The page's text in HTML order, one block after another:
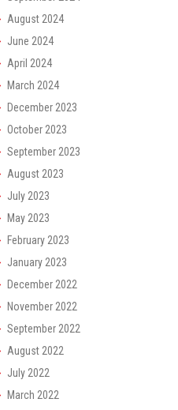
August 2024
June 2024
April 2024
March 2024
December 2023
October 2023
September 2023
August 2023
July 2023
May 2023
February 2023
January 2023
December 2022
November 2022
September 2022
August 2022
July 2022
March 2022